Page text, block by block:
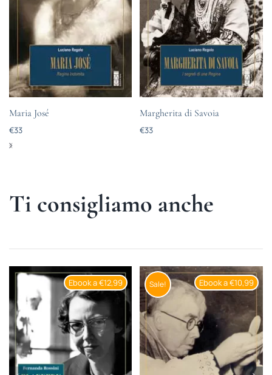
Maria José
€33
Margherita di Savoia
€33
Ti consigliamo anche
Ebook a €12,99 Ebook a €10,99
Sale!